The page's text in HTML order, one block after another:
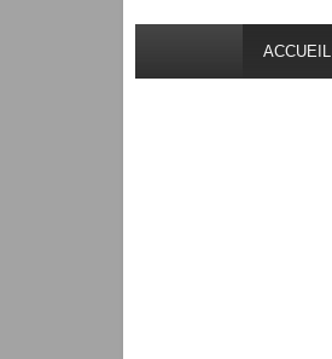
ACCUEIL